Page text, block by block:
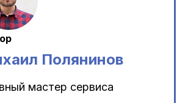
Полянинов
мастер сервиса